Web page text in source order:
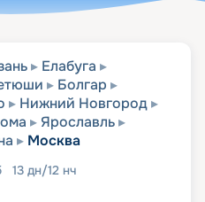
Елабуга
Болгар
Нижний Новгород
Ярославль
Москва
13 дн/12 нч